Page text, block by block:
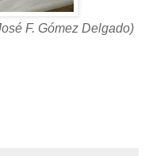
F. Gómez Delgado)